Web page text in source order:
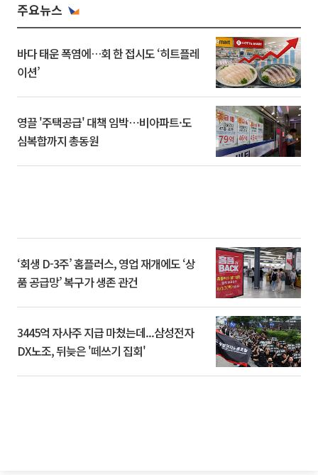
주요뉴스
바다 태운 폭염에…회 한 접시도 ‘히트플레
이션’
영끌 '주택공급' 대책 임박⋯비아파트·도
심복합까지 총동원
‘회생 D-3주’ 홈플러스, 영업 재개에도 ‘상
품 공급망’ 복구가 생존 관건
3445억 자사주 지급 마쳤는데...삼성전자
DX노조, 뒤늦은 '떼쓰기 집회'